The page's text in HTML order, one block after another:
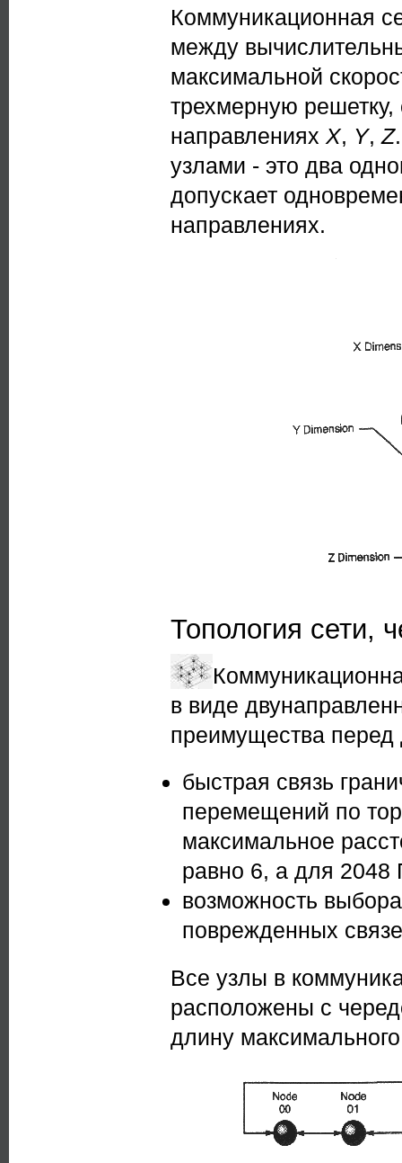
Коммуникационная
между
максимальной
трехмерную
направлениях X, Y, Z
узлами - это два
допускает
направлениях.
Топология сети,
в виде
преимущества перед
быстрая связь
перемещений по
максимальное
равно 6, а для 2048
возможность
поврежденных
Все узлы в
расположены с
длину